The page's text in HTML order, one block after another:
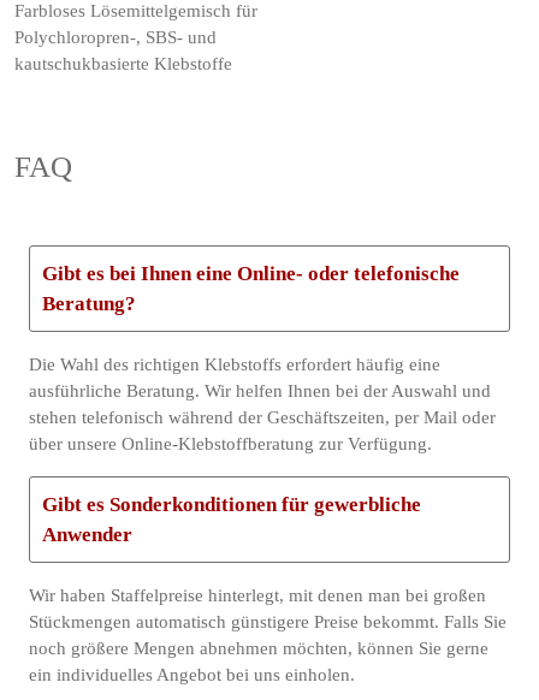
Farbloses Lösemittelgemisch für
Polychloropren-, SBS- und
kautschukbasierte Klebstoffe
FAQ
Gibt es bei Ihnen eine Online- oder telefonische
Beratung?
Die Wahl des richtigen Klebstoffs erfordert häufig eine
ausführliche Beratung. Wir helfen Ihnen bei der Auswahl und
stehen telefonisch während der Geschäftszeiten, per Mail oder
über unsere Online-Klebstoffberatung zur Verfügung.
Gibt es Sonderkonditionen für gewerbliche
Anwender
Wir haben Staffelpreise hinterlegt, mit denen man bei großen
Stückmengen automatisch günstigere Preise bekommt. Falls Sie
noch größere Mengen abnehmen möchten, können Sie gerne
ein individuelles Angebot bei uns einholen.